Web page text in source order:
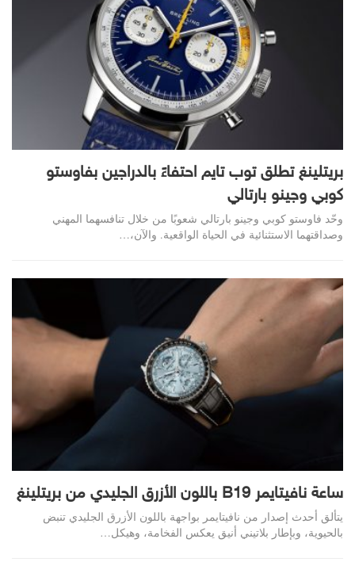
بريتلينغ تطلق توب تايم احتفاءً بالدراجين بفاوستو
كوبي وجينو بارتالي
وحّد فاوستو كوبي وجينو بارتالي شعوبًا من خلال تنافسهما المهني
وصداقتهما الاستثنائية في الحياة الواقعية. والآن،…
ساعة نافيتايمر B19 باللون الأزرق الجليدي من بريتلينغ
يتألق أحدث إصدار من نافيتايمر بواجهة باللون الأزرق الجليدي تنبض
بالحيوية، وبإطار بلاتيني أنيق يعكس الفخامة، وهيكل…